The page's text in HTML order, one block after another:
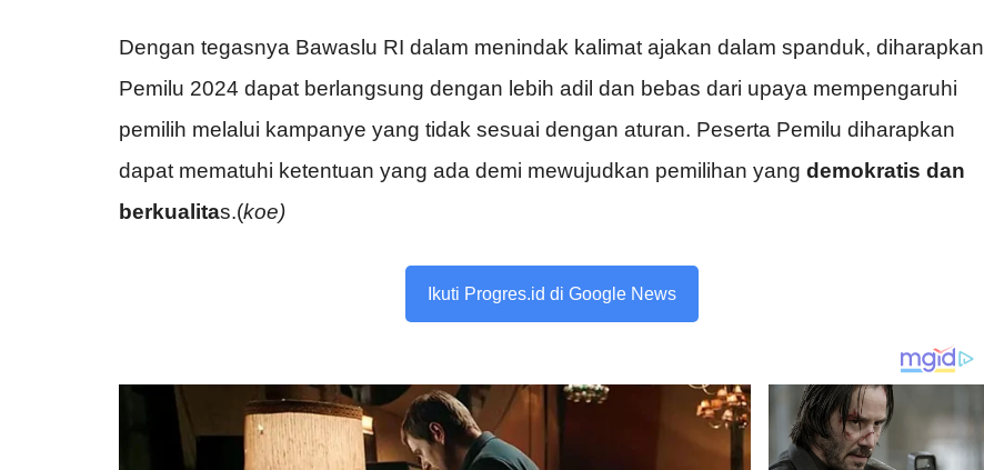
Dengan tegasnya Bawaslu RI dalam menindak kalimat ajakan dalam spanduk, diharapkan
Pemilu 2024 dapat berlangsung dengan lebih adil dan bebas dari upaya mempengaruhi
pemilih melalui kampanye yang tidak sesuai dengan aturan. Peserta Pemilu diharapkan
dapat mematuhi ketentuan yang ada demi mewujudkan pemilihan yang demokratis dan
berkualitas.(koe)
Ikuti Progres.id di Google News